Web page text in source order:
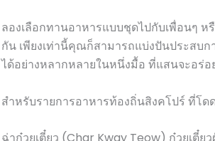
ลองเลือกทานอาหารแบบชุดไปกับเพื่อนๆ
กัน เพียงเท่านี้คุณก็สามารถแบ่งปันประสบ
ได้อย่างหลากหลายในหนึ่งมื้อ ที่แสนจะอร่
สำหรับรายการอาหารท้องถิ่นสิงคโปร์ ที่โด